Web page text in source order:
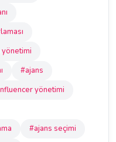
yönetimi
#ajans
yönetimi
#ajans seçimi